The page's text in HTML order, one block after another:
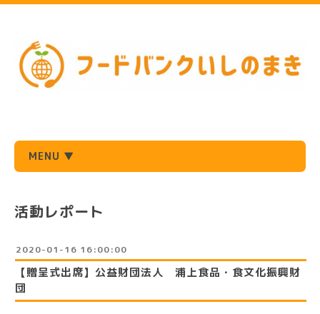
MENU ▼
活動レポート
2020-01-16 16:00:00
【贈呈式出席】公益財団法人 浦上食品・食文化振興財
団